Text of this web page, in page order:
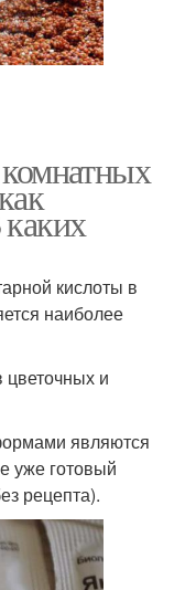
кислоты в
наиболее
и
являются
уже готовый
рецепта).